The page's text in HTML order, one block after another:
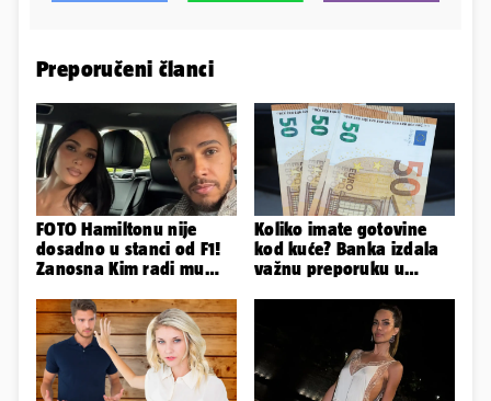
Preporučeni članci
FOTO Hamiltonu nije
dosadno u stanci od F1!
Zanosna Kim radi mu
vrućine
Koliko imate gotovine
kod kuće? Banka izdala
važnu preporuku u